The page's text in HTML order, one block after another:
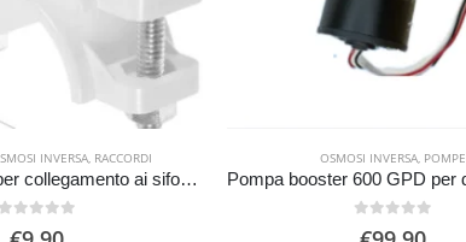
INVERSA, RACCORDI
Collare osmosi per collegamento ai sifoni o al tubo di scarico
OSMOSI INVERSA POMPE